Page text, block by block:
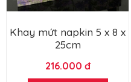
Khay mứt napkin 5 x 8 x
25cm
216.000 đ